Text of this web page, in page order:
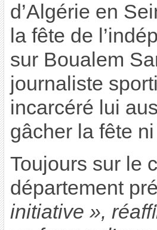
d’Algérie en
la fête de
sur Boualem
journaliste
incarcéré lui
gâcher la fête
Toujours sur le
département
initiative »,